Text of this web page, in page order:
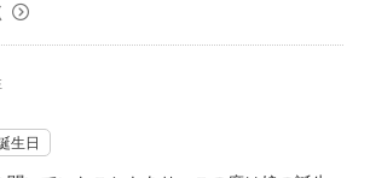
とができました。子供が機嫌が悪くなる
、自宅で撮ったとは思えないような、明る
色んなショットがあり、とても満足してい
です。
生日